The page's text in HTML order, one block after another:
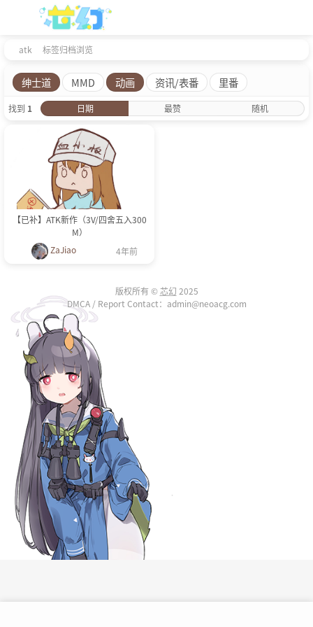
atk 标签归档浏览
绅士道 MMD 动画 资讯/表番 里番
找到 1 日期 最赞 随机
【已补】ATK新作（3V/四舍五入300
M）
ZaJiao
4年前
版权所有 © 芯幻 2025
DMCA / Report Contact：admin@neoacg.com